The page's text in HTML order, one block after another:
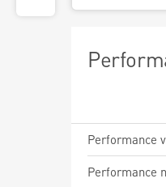
Performance
Performance